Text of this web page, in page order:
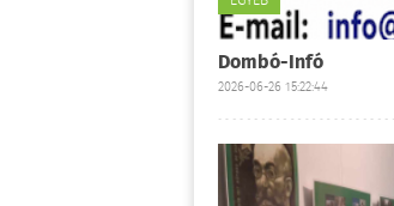
Dombó-Infó
2026-06-26 15:22:44